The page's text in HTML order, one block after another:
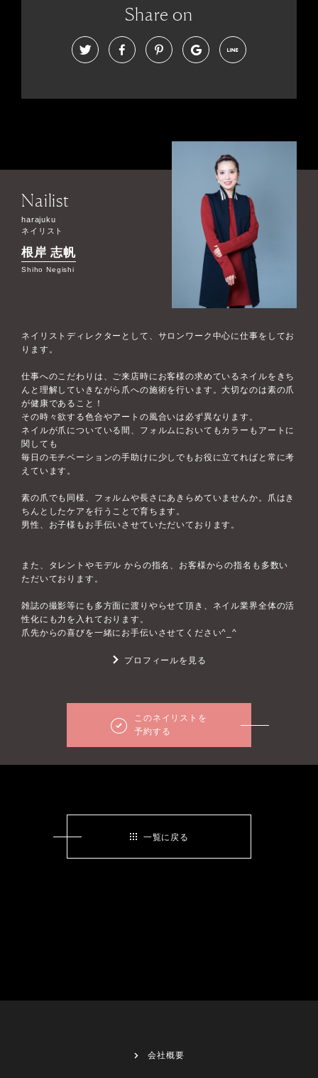
Share on
Nailist
harajuku
ネイリスト
根岸 志帆
Shiho Negishi
ネイリストディレクターとして、サロンワーク中心に仕事をしてお
ります。
仕事へのこだわりは、ご来店時にお客様の求めているネイルをきち
んと理解していきながら爪への施術を行います。大切なのは素の爪
が健康であること！
その時々欲する色合やアートの風合いは必ず異なります。
ネイルが爪についている間、フォルムにおいてもカラーもアートに
関しても
毎日のモチベーションの手助けに少しでもお役に立てればと常に考
えています。
素の爪でも同様、フォルムや長さにあきらめていませんか。爪はき
ちんとしたケアを行うことで育ちます。
男性、お子様もお手伝いさせていただいております。
また、タレントやモデル からの指名、お客様からの指名も多数い
ただいております。
雑誌の撮影等にも多方面に渡りやらせて頂き、ネイル業界全体の活
性化にも力を入れております。
爪先からの喜びを一緒にお手伝いさせてください^_^
プロフィールを見る
このネイリストを
予約する
一覧に戻る
会社概要